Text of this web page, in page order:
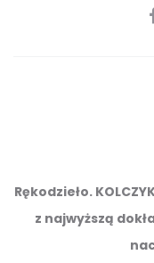
Rękodzieło.
z najwyższą